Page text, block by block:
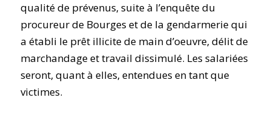
qualité de prévenus, suite à l’enquête du
procureur de Bourges et de la gendarmerie qui
a établi le prêt illicite de main d’oeuvre, délit de
marchandage et travail dissimulé. Les salariées
seront, quant à elles, entendues en tant que
victimes.